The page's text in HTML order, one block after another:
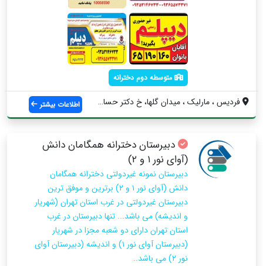
متوسطه دوم دخترانه
فردیس ، مارلیک ، میدان گلها، خ دکتر حساب... اطلاعات بیشتر
دبیرستان دخترانه همگامان دانش
(آوای نور ۱ و ۲)
دبیرستان نمونه غیردولتی دخترانه همگامان
دانش (آوای نور ۱ و ۲) برترین و موفق ترین
دبیرستان غیردولتی در غرب استان تهران (شهریار
و اندیشه) می باشد... تنها دبیرستان در غرب
استان تهران دارای دو شعبه مجزا در شهریار
(دبیرستان آوای نور ۱) و اندیشه (دبیرستان آوای
نور ۲) می باشد..